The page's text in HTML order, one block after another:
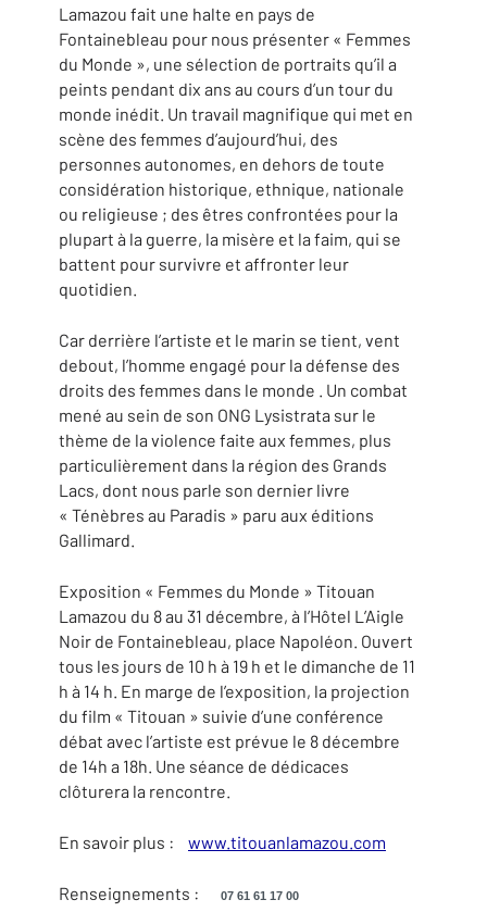
Lamazou fait une halte en pays de
Fontainebleau pour nous présenter « Femmes
du Monde », une sélection de portraits qu’il a
peints pendant dix ans au cours d’un tour du
monde inédit. Un travail magnifique qui met en
scène des femmes d’aujourd’hui, des
personnes autonomes, en dehors de toute
considération historique, ethnique, nationale
ou religieuse ; des êtres confrontées pour la
plupart à la guerre, la misère et la faim, qui se
battent pour survivre et affronter leur
quotidien.
Car derrière l’artiste et le marin se tient, vent
debout, l’homme engagé pour la défense des
droits des femmes dans le monde . Un combat
mené au sein de son ONG Lysistrata sur le
thème de la violence faite aux femmes, plus
particulièrement dans la région des Grands
Lacs, dont nous parle son dernier livre
« Ténèbres au Paradis » paru aux éditions
Gallimard.
Exposition « Femmes du Monde » Titouan
Lamazou du 8 au 31 décembre, à l’Hôtel L’Aigle
Noir de Fontainebleau, place Napoléon. Ouvert
tous les jours de 10 h à 19 h et le dimanche de 11
h à 14 h. En marge de l’exposition, la projection
du film « Titouan » suivie d’une conférence
débat avec l’artiste est prévue le 8 décembre
de 14h a 18h. Une séance de dédicaces
clôturera la rencontre.
En savoir plus : www.titouanlamazou.com
Renseignements : 07 61 61 17 00